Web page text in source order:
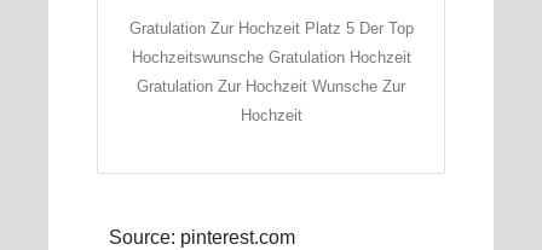
Gratulation Zur Hochzeit Platz 5 Der Top
Hochzeitswunsche Gratulation Hochzeit
Gratulation Zur Hochzeit Wunsche Zur
Hochzeit
Source: pinterest.com